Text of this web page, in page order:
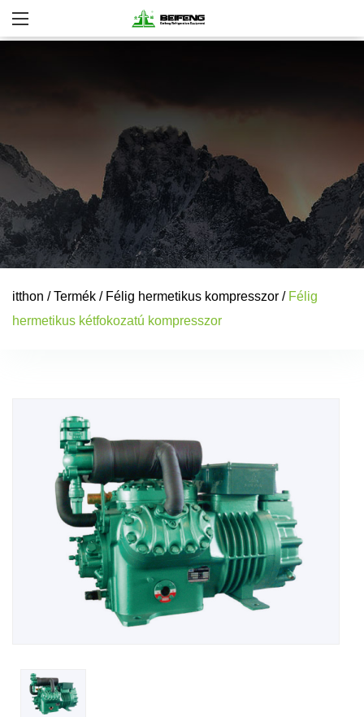
itthon /Termék / Félig hermetikus kompresszor / Félig
hermetikus kétfokozatú kompresszor